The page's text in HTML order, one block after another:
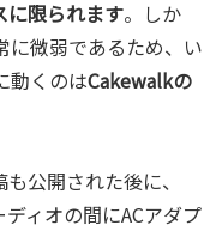
に限られます。しか
に微弱であるため、い
動くのはCakewalkの
公開された後に、
ィオの間にACアダプ